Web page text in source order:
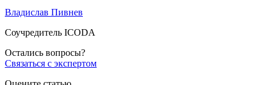
Владислав Пивнев
Соучредитель ICODA
Остались вопросы?
Связаться с экспертом